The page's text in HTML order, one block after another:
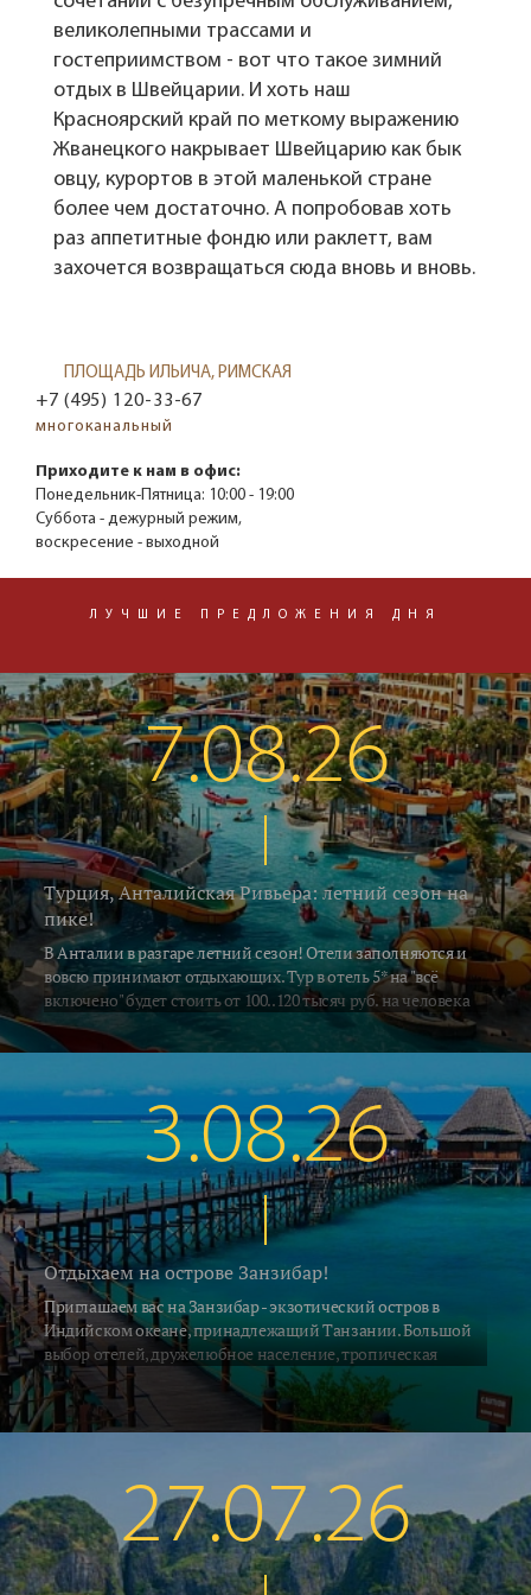
великолепными трассами и
гостеприимством - вот что такое зимний
отдых в Швейцарии. И хоть наш
Красноярский край по меткому выражению
Жванецкого накрывает Швейцарию как бык
овцу, курортов в этой маленькой стране
более чем достаточно. А попробовав хоть
раз аппетитные фондю или раклетт, вам
захочется возвращаться сюда вновь и вновь.
ПЛОЩАДЬ ИЛЬИЧА, РИМСКАЯ
+7 (495) 120-33-67
многоканальный
Приходите к нам в офис:
Понедельник-Пятница: 10:00 - 19:00
Суббота - дежурный режим,
воскресение - выходной
ЛУЧШИЕ ПРЕДЛОЖЕНИЯ ДНЯ
7.08.26
Турция, Анталийская Ривьера: летний сезон на
пике!
В Анталии в разгаре летний сезон! Отели заполняются и
вовсю принимают отдыхающих. Тур в отель 5* на "всё
включено" будет стоить от 100..120 тысяч руб. на человека
за неделю, включая перелёт и трансфер. Погода летняя -
воздух в это время прогревается до 33..35°C, а водичка в
южных регионах Алании и Сиде 26..28°C. В Кемере на
градус прохладнее... Поехали на отдых!
3.08.26
Отдыхаем на острове Занзибар!
Приглашаем вас на Занзибар - экзотический остров в
Индийском океане, принадлежащий Танзании. Большой
выбор отелей, дружелюбное население, тропическая
природа и, конечно, песчаные пляжи привлекают на
Занзибар ежегодно десятки тысяч туристов со всех концов
Земли. С 2 июля на остров выполняет прямые рейсы а\к Air
удобными стыковками по хорошим ценам. Мы предлагаем
воспользоваться этой возможностью и рвануть на отдых в
Африку.
27.07.26